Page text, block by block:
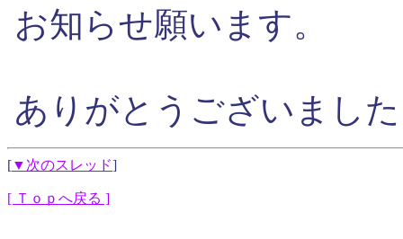
お知らせ願います。
ありがとうございまし
[▼次のスレッド]
[ Ｔｏｐへ戻る ]